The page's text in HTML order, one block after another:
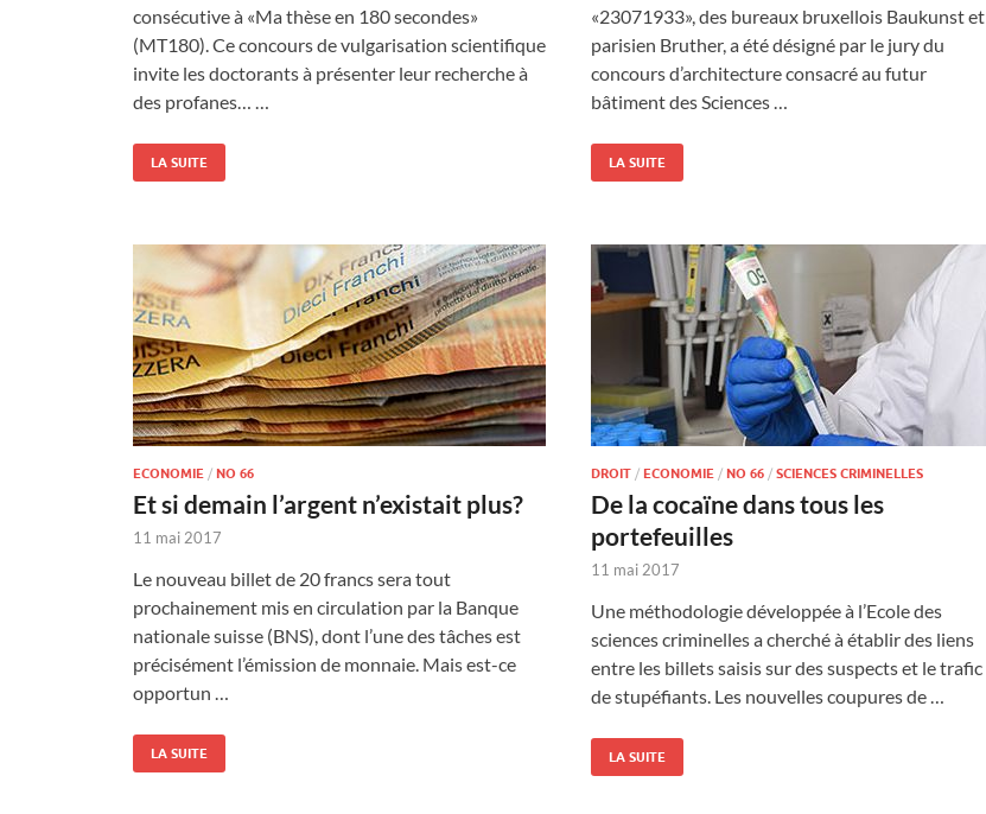
consécutive à «Ma thèse en 180 secondes»
(MT180). Ce concours de vulgarisation scientifique
invite les doctorants à présenter leur recherche à
des profanes… …
LA SUITE
«23071933», des bureaux bruxellois Baukunst et
parisien Bruther, a été désigné par le jury du
concours d’architecture consacré au futur
bâtiment des Sciences …
LA SUITE
ECONOMIE / NO 66
Et si demain l’argent n’existait plus?
11 mai 2017
Le nouveau billet de 20 francs sera tout
prochainement mis en circulation par la Banque
nationale suisse (BNS), dont l’une des tâches est
précisément l’émission de monnaie. Mais est-ce
opportun …
LA SUITE
DROIT / ECONOMIE / NO 66 / SCIENCES CRIMINELLES
De la cocaïne dans tous les
portefeuilles
11 mai 2017
Une méthodologie développée à l’Ecole des
sciences criminelles a cherché à établir des liens
entre les billets saisis sur des suspects et le trafic
de stupéfiants. Les nouvelles coupures de …
LA SUITE